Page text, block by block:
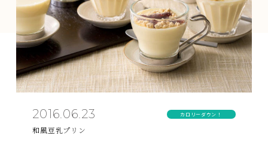
2016.06.23 カロリーダウン！
和風豆乳プリン